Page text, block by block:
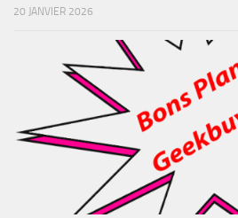
20 JANVIER 2026